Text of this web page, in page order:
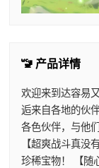
🚾 产品详情
欢迎来到达容易
逅来自各地的伙
各色伙伴，与他
【超爽战斗真
珍稀宝物！ 【随